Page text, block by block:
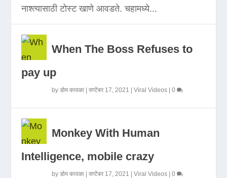
नाश्त्यासाठी टोस्ट खाणे आवडते. चहामध्ये...
When The Boss Refuses to
pay up
byडोम कावळा |सप्टेंबर 17, 2021 |Viral Videos |0
Monkey With Human
Intelligence, mobile crazy
byडोम कावळा |सप्टेंबर 17, 2021 |Viral Videos |0